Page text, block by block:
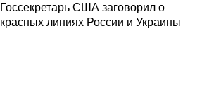
Госсекретарь США заговорил о
красных линиях России и Украины